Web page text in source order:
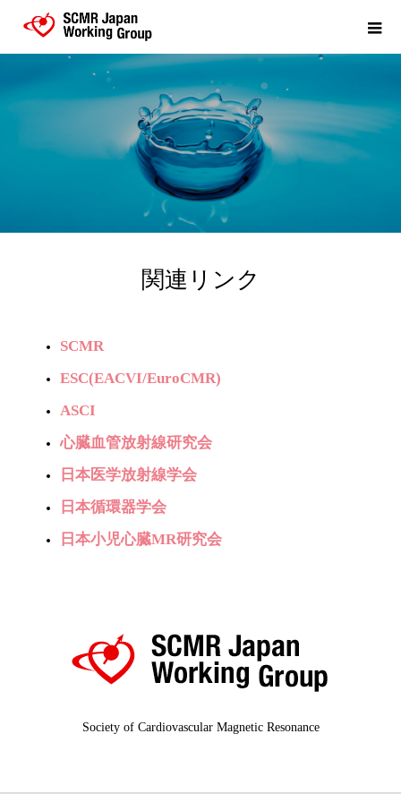
関連リンク
SCMR
ESC(EACVI/EuroCMR)
ASCI
心臓血管放射線研究会
日本医学放射線学会
日本循環器学会
日本小児心臓MR研究会
Society of Cardiovascular Magnetic Resonance